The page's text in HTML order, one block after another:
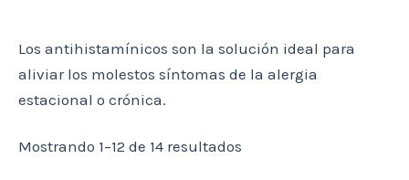
Los antihistamínicos son la solución ideal para
aliviar los molestos síntomas de la alergia
estacional o crónica.
Mostrando 1–12 de 14 resultados